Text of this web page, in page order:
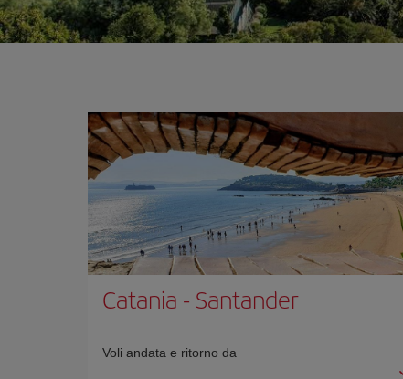
Catania - Santander
Voli andata e ritorno da